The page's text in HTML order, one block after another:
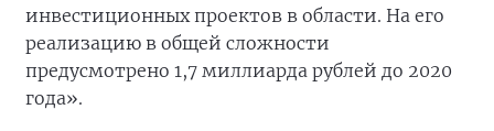
инвестиционных проектов в области. На его
реализацию в общей сложности
предусмотрено 1,7 миллиарда рублей до 2020
года».